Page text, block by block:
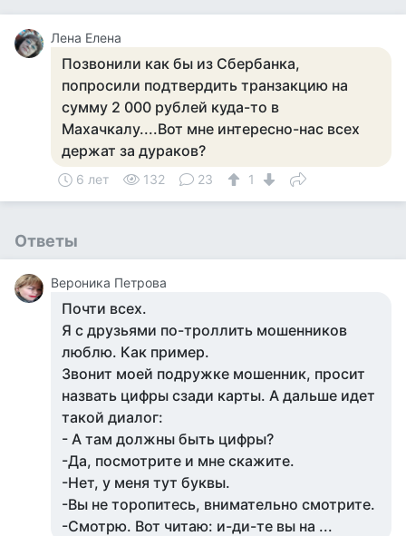
Лена Елена
Позвонили как бы из Сбербанка,
попросили подтвердить транзакцию на
сумму 2 000 рублей куда-то в
Махачкалу....Вот мне интересно-нас всех
держат за дураков?
6 лет 132 23 1
Ответы
Вероника Петрова
Почти всех.
Я с друзьями по-троллить мошенников
люблю. Как пример.
Звонит моей подружке мошенник, просит
назвать цифры сзади карты. А дальше идет
такой диалог:
- А там должны быть цифры?
-Да, посмотрите и мне скажите.
-Нет, у меня тут буквы.
-Вы не торопитесь, внимательно смотрите.
-Смотрю. Вот читаю: и-ди-те вы на ...